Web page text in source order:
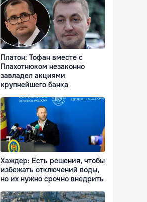
Платон: Тофан вместе с
Плахотнюком незаконно
завладел акциями
крупнейшего банка
Хаждер: Есть решения, чтобы
избежать отключений воды,
но их нужно срочно внедрить